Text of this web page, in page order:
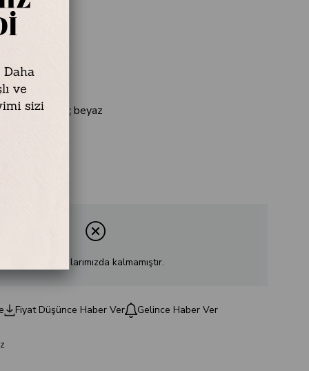
turkuaz iç beyaz
/ emaye
Ürün stoklarımızda kalmamıştır.
Fiyat Düşünce Haber Ver Gelince Haber Ver